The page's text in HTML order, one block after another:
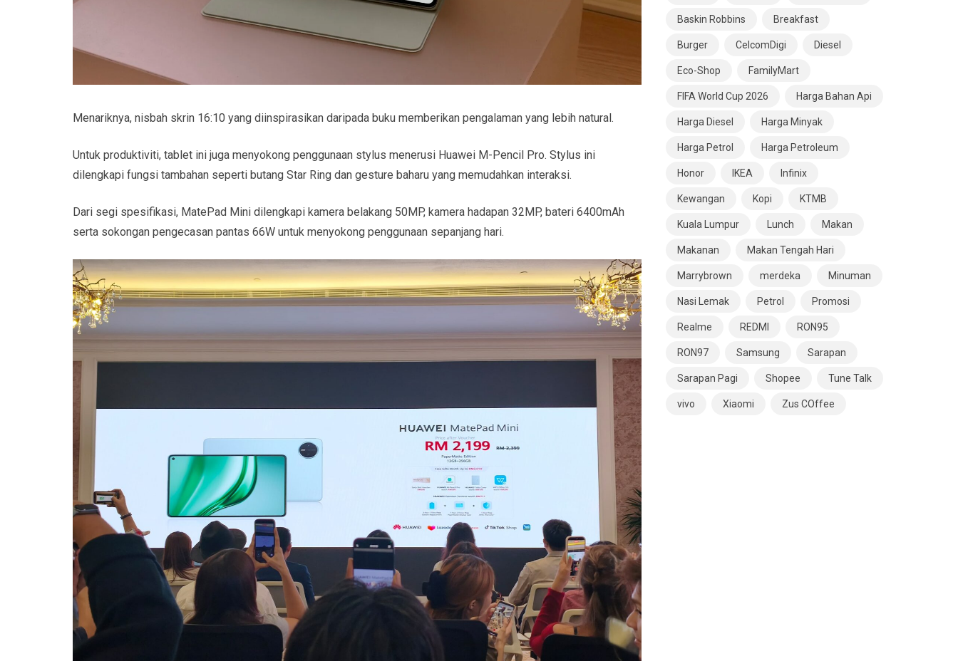
Menariknya, nisbah skrin 16:10 yang diinspirasikan daripada buku memberikan pengalaman yang lebih natural.
Untuk produktiviti, tablet ini juga menyokong penggunaan stylus menerusi Huawei M-Pencil Pro. Stylus ini
dilengkapi fungsi tambahan seperti butang Star Ring dan gesture baharu yang memudahkan interaksi.
Dari segi spesifikasi, MatePad Mini dilengkapi kamera belakang 50MP, kamera hadapan 32MP, bateri 6400mAh
serta sokongan pengecasan pantas 66W untuk menyokong penggunaan sepanjang hari.
Baskin Robbins Breakfast
Burger CelcomDigi Diesel
Eco-Shop FamilyMart
FIFA World Cup 2026 Harga Bahan Api
Harga Diesel Harga Minyak
Harga Petrol Harga Petroleum
Honor IKEA Infinix
Kewangan Kopi KTMB
Kuala Lumpur Lunch Makan
Makanan Makan Tengah Hari
Marrybrown merdeka Minuman
Nasi Lemak Petrol Promosi
Realme REDMI RON95
RON97 Samsung Sarapan
Sarapan Pagi Shopee Tune Talk
vivo Xiaomi Zus COffee